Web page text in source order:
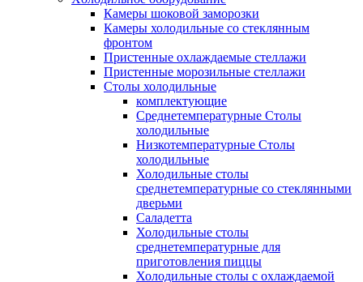
Камеры шоковой заморозки
Камеры холодильные со стеклянным
фронтом
Пристенные охлаждаемые стеллажи
Пристенные морозильные стеллажи
Столы холодильные
комплектующие
Среднетемпературные Столы
холодильные
Низкотемпературные Столы
холодильные
Холодильные столы
среднетемпературные со стеклянными
дверьми
Саладетта
Холодильные столы
среднетемпературные для
приготовления пиццы
Холодильные столы с охлаждаемой